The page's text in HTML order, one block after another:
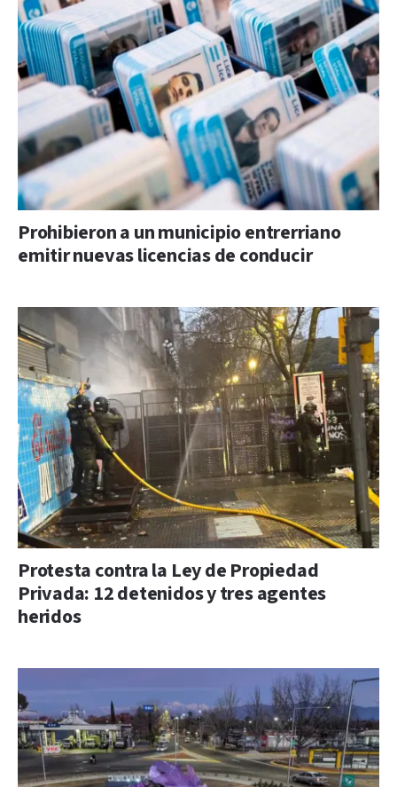
Prohibieron a un municipio entrerriano
emitir nuevas licencias de conducir
Protesta contra la Ley de Propiedad
Privada: 12 detenidos y tres agentes
heridos